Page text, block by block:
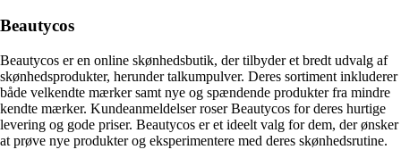
Beautycos
Beautycos er en online skønhedsbutik, der tilbyder et bredt udvalg af
skønhedsprodukter, herunder talkumpulver. Deres sortiment inkluderer
både velkendte mærker samt nye og spændende produkter fra mindre
kendte mærker. Kundeanmeldelser roser Beautycos for deres hurtige
levering og gode priser. Beautycos er et ideelt valg for dem, der ønsker
at prøve nye produkter og eksperimentere med deres skønhedsrutine.